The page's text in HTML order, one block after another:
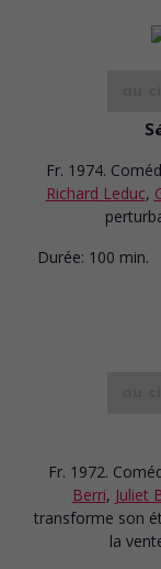
Fr. 1974.
Richard Leduc,
Durée: 100 min.
Fr. 1972.
Berri, Juliet
transforme son
la